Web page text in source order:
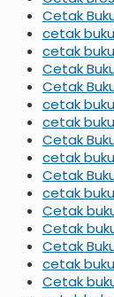
Cetak
cetak
cetak
Cetak
Cetak
cetak
cetak
Cetak
cetak
Cetak
cetak
Cetak
Cetak
Cetak
cetak
Cetak